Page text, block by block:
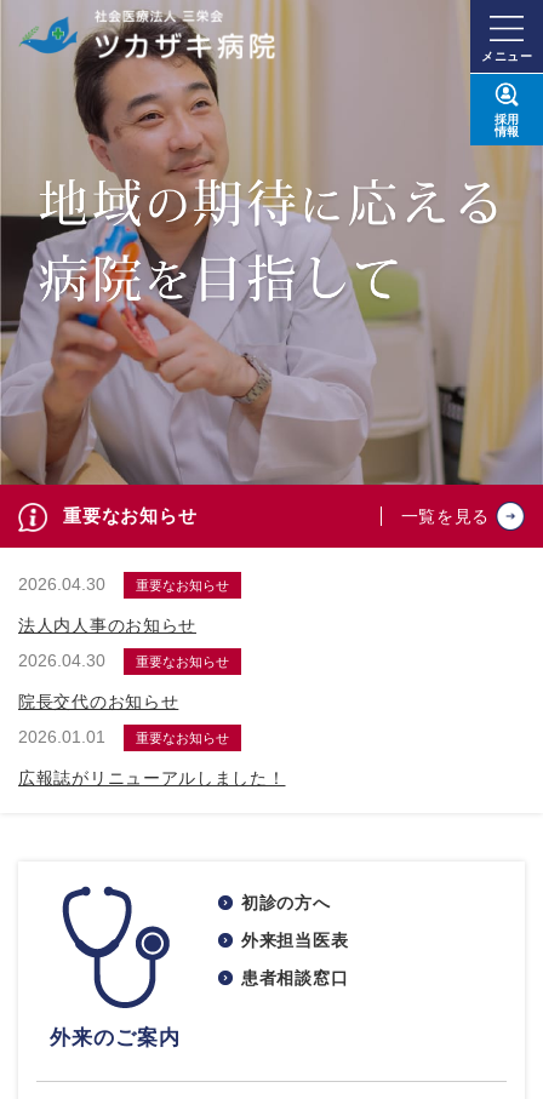
メニュー
採用
情報
重要なお知らせ 一覧を見る
2026.04.30 重要なお知らせ
法人内人事のお知らせ
2026.04.30
重要なお知らせ
院長交代のお知らせ
2026.01.01
重要なお知らせ
広報誌がリニューアルしました！
外来のご案内
初診の方へ
外来担当医表
患者相談窓口